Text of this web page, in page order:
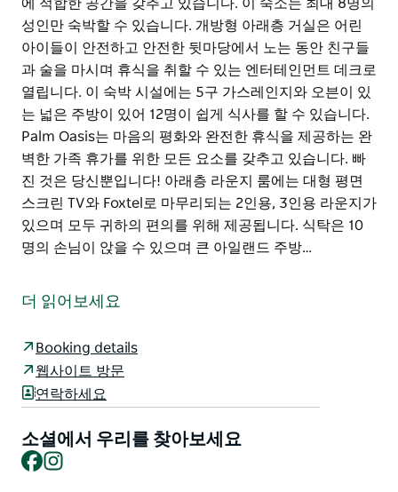
에 적합한 공간을 갖추고 있습니다. 이 숙소는 최대 8명의
성인만 숙박할 수 있습니다. 개방형 아래층 거실은 어린
아이들이 안전하고 안전한 뒷마당에서 노는 동안 친구들
과 술을 마시며 휴식을 취할 수 있는 엔터테인먼트 데크로
열립니다. 이 숙박 시설에는 5구 가스레인지와 오븐이 있
는 넓은 주방이 있어 12명이 쉽게 식사를 할 수 있습니다.
Palm Oasis는 마음의 평화와 완전한 휴식을 제공하는 완
벽한 가족 휴가를 위한 모든 요소를 갖추고 있습니다. 빠
진 것은 당신뿐입니다! 아래층 라운지 룸에는 대형 평면
스크린 TV와 Foxtel로 마무리되는 2인용, 3인용 라운지가
있으며 모두 귀하의 편의를 위해 제공됩니다. 식탁은 10
명의 손님이 앉을 수 있으며 큰 아일랜드 주방…
하는 이 숙박 시설은 함께 휴가를 보내고 싶은 가족 그룹
개방형 아래층 거실은 어린 아이들이 안전하고 안전한 뒷
마당에서 노는 동안 친구들과 술을 마시며 휴식을 취할 수
있는 엔터테인먼트 데크로 열립니다.
이 숙박 시설에는 5구 가스레인지와 오븐이 있는 넓은 주
방이 있어 12명이 쉽게 식사를 할 수 있습니다.
더 읽어보세요
Booking details
웹사이트 방문
연락하세요
소셜에서 우리를 찾아보세요
Facebook